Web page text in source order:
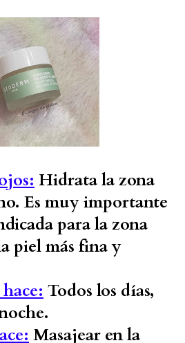
Hidrata la zona
Es muy importante
para la zona
piel más fina y
Todos los días,
Masajear en la